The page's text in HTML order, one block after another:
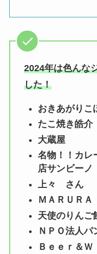
2024年は色んな
した！
おきあがり
たこ焼き皓
大蔵屋
名物！！カレ
店サンビー
上々 さん
ＭＡＲＵＲ
天使のりん
ＮＰＯ法人
Ｂｅｅｒ＆